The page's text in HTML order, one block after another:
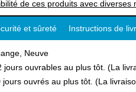
de ces produits avec diverses
et sûreté Instructions de
Neuve
jours ouvrables au plus tôt. (La
ouvrés au plus tôt. (La